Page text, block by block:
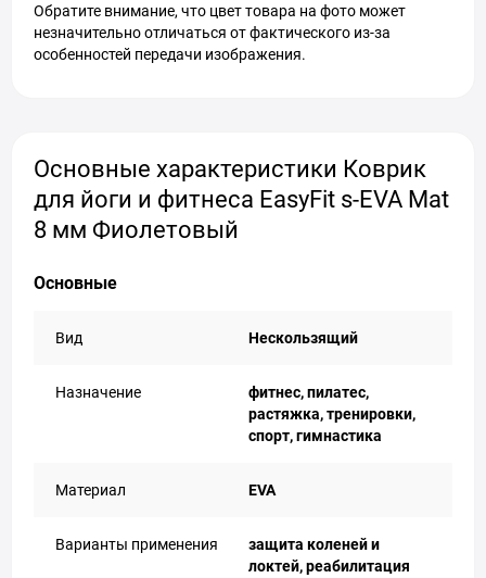
Обратите внимание, что цвет товара на фото может
незначительно отличаться от фактического из-за
особенностей передачи изображения.
Основные характеристики Коврик
для йоги и фитнеса EasyFit s-EVA Mat
8 мм Фиолетовый
Основные
Вид Нескользящий
Назначение
фитнес, пилатес,
растяжка, тренировки,
спорт, гимнастика
Материал EVA
Варианты применения
защита коленей и
локтей, реабилитация